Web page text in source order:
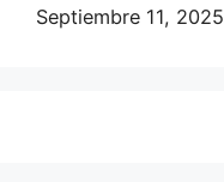
Septiembre 11, 2025